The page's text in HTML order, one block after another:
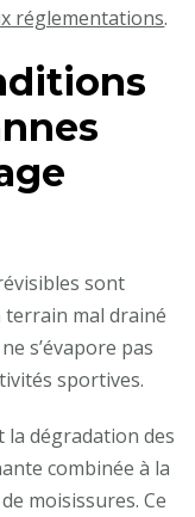
réglementations.
sont
terrain mal drainé
s’évapore pas
sportives.
la dégradation des
combinée à la
moisissures. Ce